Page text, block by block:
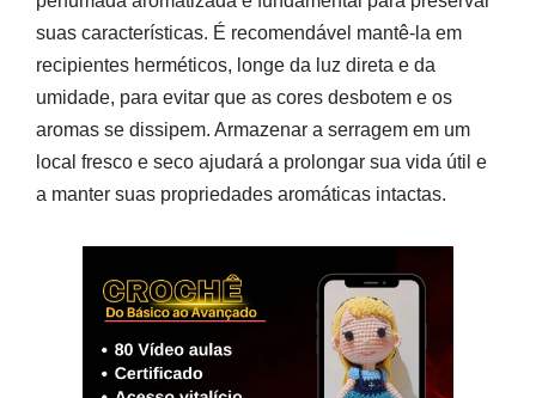
suas características. É recomendável mantê-la em
recipientes herméticos, longe da luz direta e da
umidade, para evitar que as cores desbotem e os
aromas se dissipem. Armazenar a serragem em um
local fresco e seco ajudará a prolongar sua vida útil e
a manter suas propriedades aromáticas intactas.